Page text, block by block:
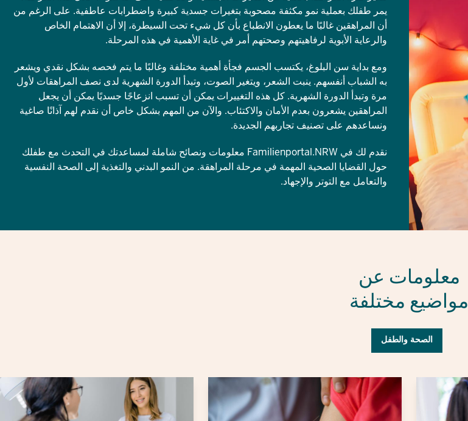
يمر طفلك بعملية نمو مكثفة مصحوبة بتغيرات جسدية كبيرة واضطرابات عاطفية. على الرغم من
أن المراهقين غالبًا ما يعطون الانطباع بأن كل شيء تحت السيطرة، إلا أن الاهتمام الخاص
والرعاية الأبوية لرفاهيتهم وصحتهم أمر في غاية الأهمية في هذه المرحلة.
ومع بداية سن البلوغ، يكتسب الجسم فجأة أهمية مختلفة وغالبًا ما يتم فحصه بشكل نقدي ويشعر
به الشباب أنفسهم. ينبت الشعر، ويتغير الصوت، وتبدأ الدورة الشهرية لدى نصف المراهقات لأول
مرة وتبدأ الدورة الشهرية. كل هذه التغييرات يمكن أن تسبب انزعاجًا جسديًا يمكن أن يجعل
المراهقين يشعرون بعدم الأمان والاكتئاب. والآن من المهم بشكل خاص أن نقدم لهم آذانًا صاغية
ونساعدهم على تصنيف تجاربهم الجديدة.
نقدم لك في Familienportal.NRW معلومات ونصائح شاملة لمساعدتك في التحدث مع طفلك
حول القضايا الصحية المهمة في مرحلة المراهقة. من النمو البدني والتغذية إلى الصحة النفسية
والتعامل مع التوتر والإجهاد.
معلومات عن
مواضيع مختلفة
الصحة والطفل